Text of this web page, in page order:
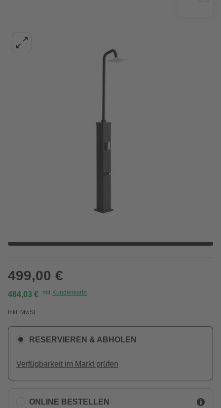
499,00 €
484,03 € mit Kundenkarte
Inkl. MwSt.
RESERVIEREN & ABHOLEN
Verfügbarkeit im Markt prüfen
ONLINE BESTELLEN